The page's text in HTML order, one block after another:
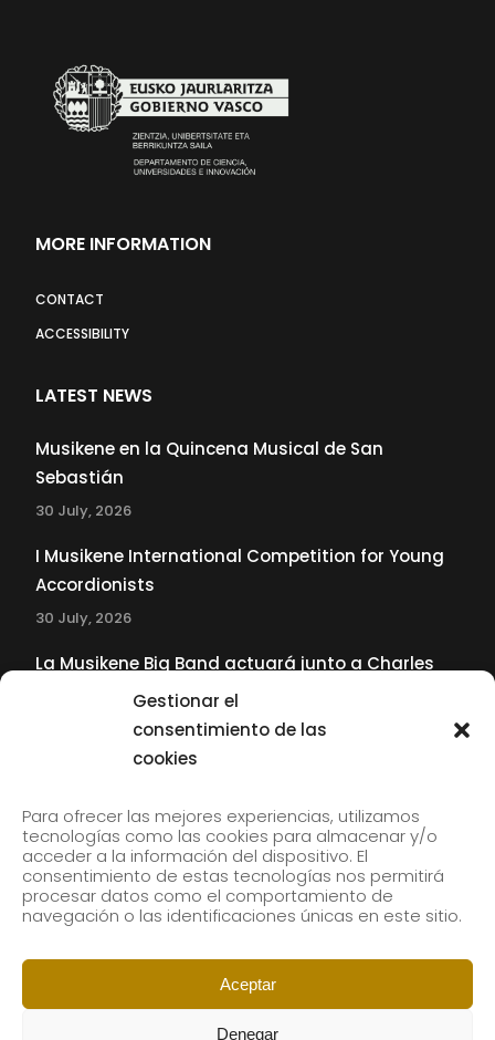
Gestionar el
consentimiento de las
cookies
Para ofrecer las mejores experiencias, utilizamos
tecnologías como las cookies para almacenar y/o
acceder a la información del dispositivo. El
consentimiento de estas tecnologías nos permitirá
procesar datos como el comportamiento de
navegación o las identificaciones únicas en este sitio.
Aceptar
Denegar
MORE INFORMATION
CONTACT
ACCESSIBILITY
LATEST NEWS
Musikene en la Quincena Musical de San
Sebastián
30 July, 2026
I Musikene International Competition for Young
Accordionists
30 July, 2026
La Musikene Big Band actuará junto a Charles
Tolliver en el 61 Jazzaldia
Subscribe to our newsletter to receive our news by
email.